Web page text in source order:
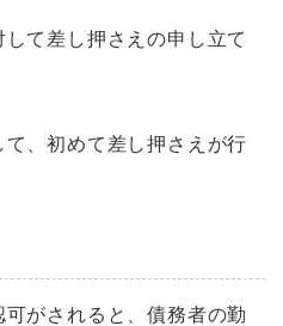
て差し押さえの申し立て
、初めて差し押さえが行
がされると、債務者の勤